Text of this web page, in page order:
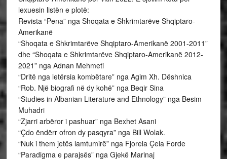
lexuesin listën e plotë:
Revista “Pena” nga Shoqata e Shkrimtarëve Shqiptaro-
Amerikanë
“Shoqata e Shkrimtarëve Shqiptaro-Amerikanë 2001-2011”
dhe “Shoqata e Shkrimtarëve Shqiptaro-Amerikanë 2012-
2021” nga Adnan Mehmeti
“Dritë nga letërsia kombëtare” nga Agim Xh. Dëshnica
“Rob. Një biografi në dy kohë” nga Beqir Sina
“Studies in Albanian Literature and Ethnology” nga Besim
Muhadri
“Zjarri arbëror i pashuar” nga Bexhet Asani
“Çdo ëndërr ofron dy pasqyra” nga Bill Wolak.
“Nuk i them jetës lamtumirë” nga Fjorela Çela Forde
“Paradigma e parajsës” nga Gjekë Marinaj